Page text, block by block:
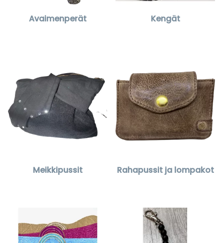
Avaimenperät Kengät
Meikkipussit Rahapussit ja lompakot